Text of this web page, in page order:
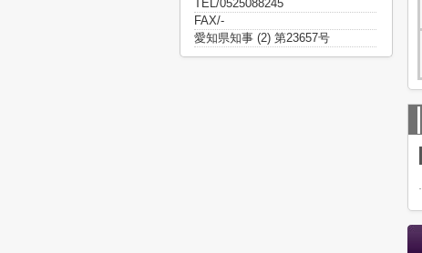
TEL/0525088245
FAX/-
愛知県知事 (2) 第23657号